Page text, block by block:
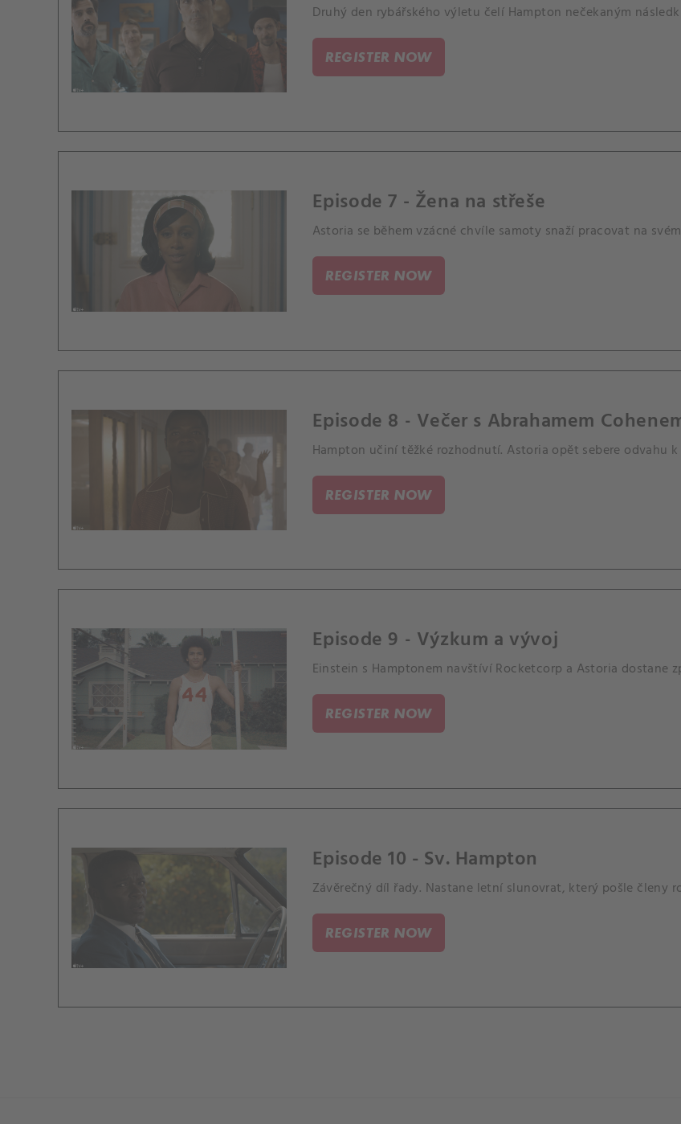
Druhý den rybářského výletu čelí Hampton nečekaným
REGISTER NOW
Episode 7 - Žena na střeše
Astoria se během vzácné chvíle samoty snaží pracovat na
REGISTER NOW
Episode 8 - Večer s Abrahamem
Hampton učiní těžké rozhodnutí. Astoria opět sebere odvahu k
REGISTER NOW
Episode 9 - Výzkum a vývoj
Einstein s Hamptonem navštíví Rocketcorp a Astoria dostane
REGISTER NOW
Episode 10 - Sv. Hampton
Závěrečný díl řady. Nastane letní slunovrat, který pošle členy
REGISTER NOW